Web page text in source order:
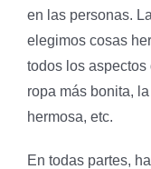
en las personas.
elegimos cosas
todos los aspectos
ropa más bonita,
hermosa, etc.
En todas partes,